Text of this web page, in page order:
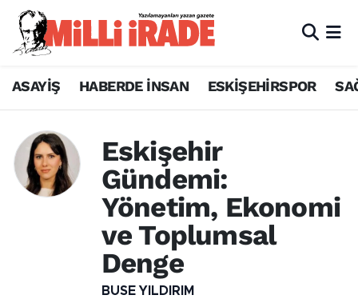
ASAYİŞ HABERDE İNSAN ESKİŞEHİRSPOR
Eskişehir
Gündemi:
Yönetim, Ekonomi
ve Toplumsal
Denge
BUSE YILDIRIM